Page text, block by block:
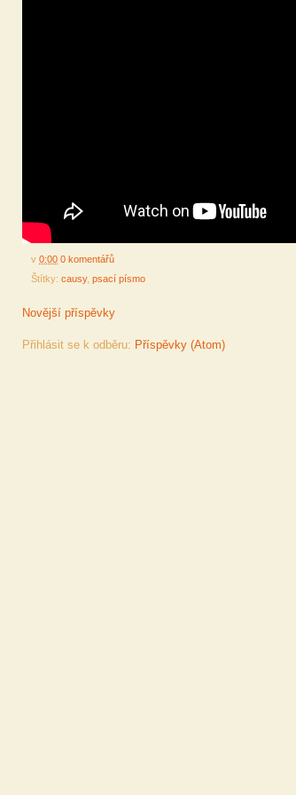
v 0:00 0 komentářů
Štítky: causy, psací písmo
Novější příspěvky
Přihlásit se k odběru: Příspěvky (Atom)